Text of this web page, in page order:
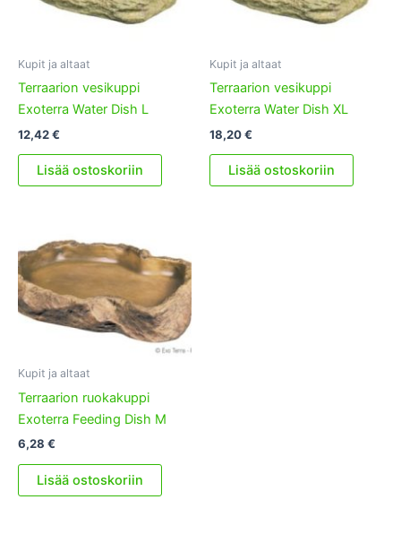
Kupit ja altaat
Terraarion vesikuppi
Exoterra Water Dish L
12,42€
Lisää ostoskoriin
Kupit ja altaat
Terraarion vesikuppi
Exoterra Water Dish XL
18,20€
Lisää ostoskoriin
Kupit ja altaat
Terraarion ruokakuppi
Exoterra Feeding Dish M
6,28 €
Lisää ostoskoriin